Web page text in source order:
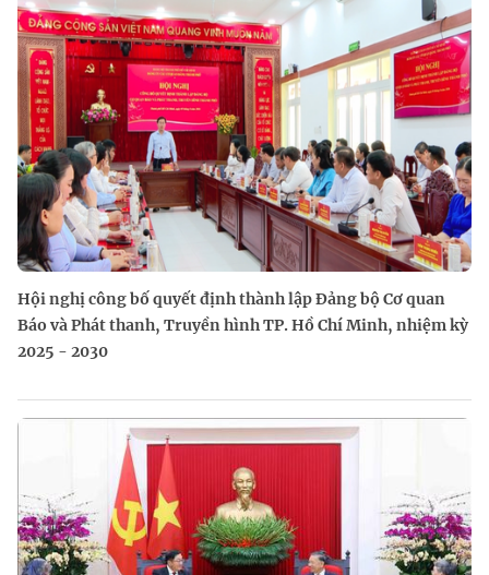
Hội nghị công bố quyết định thành lập Đảng bộ Cơ quan
Báo và Phát thanh, Truyền hình TP. Hồ Chí Minh, nhiệm kỳ
2025 - 2030